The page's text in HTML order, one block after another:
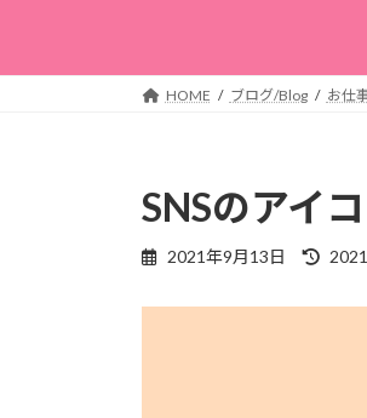
HOME ブログ/Blog お仕
SNSのアイ
2021年9月13日
最
更